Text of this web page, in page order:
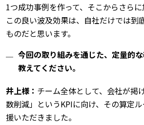
1つ成功事例を作って、そこからさらに
この良い波及効果は、自社だけでは到
ものだと思います。
今回の取り組みを通じた、定量的
教えてください。
井上様： チーム全体として、会社が掲
数削減」というKPIに向け、その算定
援いただきました。